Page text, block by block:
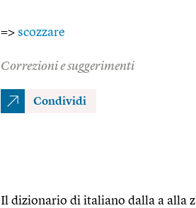
=> scozzare
Correzioni e suggerimenti
Condividi
Il dizionario di italiano dalla a alla z